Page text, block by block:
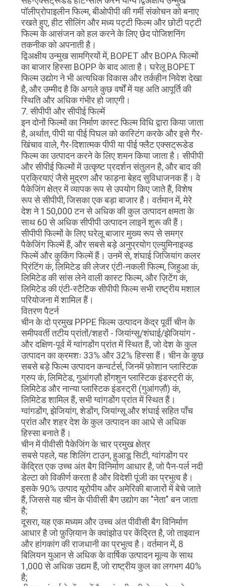
पॉलीप्रोपाइलीन फिल्म, बीओपीपी की गर्मी संकोचन को बनाए
रखते हुए, हीट सीलिंग और मध्य पट्टी फिल्म और छोटी पट्टी
फिल्म के आसंजन को हल करने के लिए छेद पोजिशनिंग
तकनीक को अपनाती है।
द्विअक्षीय उन्मुख सामग्रियों में, BOPET और BOPA फिल्मों
का बाजार हिस्सा BOPP के बाद आता है। घरेलू BOPET
फिल्म उद्योग ने भी अत्यधिक विकास और तर्कहीन निवेश देखा
है, और उम्मीद है कि अगले कुछ वर्षों में यह अति आपूर्ति की
स्थिति और अधिक गंभीर हो जाएगी।
7. सीपीपी और सीपीई फिल्में
इन दोनों फिल्मों का निर्माण कास्ट फिल्म विधि द्वारा किया जाता
है, अर्थात, पीपी या पीई पिघल को कास्टिंग करके और इसे गैर-
खिंचाव वाले, गैर-दिशात्मक पीपी या पीई फ्लैट एक्सट्रूडेड
फिल्म का उत्पादन करने के लिए शमन किया जाता है। सीपीपी
और सीपीई फिल्मों में उत्कृष्ट प्रदर्शन संतुलन है, और बाद की
प्रक्रियाएं जैसे मुद्रण और फाड़ना बेहद सुविधाजनक हैं। वे
पैकेजिंग क्षेत्र में व्यापक रूप से उपयोग किए जाते हैं, विशेष
रूप से सीपीपी, जिसका एक बड़ा बाजार है। वर्तमान में, मेरे
देश ने 150,000 टन से अधिक की कुल उत्पादन क्षमता के
साथ 60 से अधिक सीपीपी उत्पादन लाइनें शुरू की हैं।
सीपीपी फिल्मों के लिए घरेलू बाजार मुख्य रूप से समग्र
पैकेजिंग फिल्में हैं, और सबसे बड़े अनुप्रयोग एल्युमिनाइज्ड
फिल्में और कुकिंग फिल्में हैं। उनमें से, शंघाई जिजियांग कलर
प्रिंटिंग कं, लिमिटेड की लेजर एंटी-नकली फिल्म, जिहुआ कं,
लिमिटेड की सांस लेने वाली कास्ट फिल्म, और ज़िटेंग कं,
लिमिटेड की एंटी-स्टैटिक सीपीपी फिल्म सभी राष्ट्रीय मशाल
परियोजना में शामिल हैं।
वितरण पैटर्न
चीन के दो प्रमुख PPPE फिल्म उत्पादन केंद्र पूर्वी चीन के
समीपवर्ती तटीय प्रांतों/शहरों - जियांग्सू/शंघाई/झेजियांग -
और दक्षिण-पूर्व में ग्वांगडोंग प्रांत में स्थित हैं, जो देश के कुल
उत्पादन का क्रमशः 33% और 32% हिस्सा हैं। चीन के कुछ
सबसे बड़े फिल्म उत्पादन कन्वर्टर्स, जिनमें फ़ोशान प्लास्टिक
ग्रुप कं, लिमिटेड, गुआंगज़ौ होंगशुन प्लास्टिक इंडस्ट्री कं,
लिमिटेड और नान्या प्लास्टिक इंडस्ट्री (गुआंगज़ौ) कं,
लिमिटेड शामिल हैं, सभी ग्वांगडोंग प्रांत में स्थित हैं।
ग्वांगडोंग, झेजियांग, शेडोंग, जियांग्सू और शंघाई सहित पाँच
प्रांत और शहर देश के कुल उत्पादन का आधे से अधिक
हिस्सा बनाते हैं।
चीन में पीवीसी पैकेजिंग के चार प्रमुख क्षेत्र
सबसे पहले, यह शिलिंग टाउन, हुआडू सिटी, ग्वांगडोंग पर
केंद्रित एक उच्च अंत बैग विनिर्माण आधार है, जो पैन-पर्ल नदी
डेल्टा को विकीर्ण करता है और विदेशी पूंजी का प्रभुत्व है।
इसके 90% उत्पाद यूरोपीय और अमेरिकी बाजारों में बेचे जाते
हैं, जिससे यह चीन के पीवीसी बैग उद्योग का "नेता" बन जाता
है;
दूसरा, यह एक मध्यम और उच्च अंत पीवीसी बैग विनिर्माण
आधार है जो फ़ुज़ियान के क्वांझोउ पर केंद्रित है, जो ताइवान
और हांगकांग की राजधानी का प्रभुत्व है। वर्तमान में, 8
बिलियन युआन से अधिक के वार्षिक उत्पादन मूल्य के साथ
1,000 से अधिक उद्यम हैं, जो राष्ट्रीय कुल का लगभग 40%
है;